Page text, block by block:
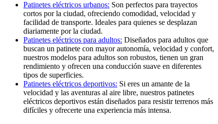
Patinetes eléctricos urbanos: Son perfectos para trayectos
cortos por la ciudad, ofreciendo comodidad, velocidad y
facilidad de transporte. Ideales para quienes se desplazan
diariamente por la ciudad.
Patinetes eléctricos para adultos: Diseñados para adultos que
buscan un patinete con mayor autonomía, velocidad y confort,
nuestros modelos para adultos son robustos, tienen un gran
rendimiento y ofrecen una conducción suave en diferentes
tipos de superficies.
Patinetes eléctricos deportivos: Si eres un amante de la
velocidad y las aventuras al aire libre, nuestros patinetes
eléctricos deportivos están diseñados para resistir terrenos más
difíciles y ofrecerte una experiencia más intensa.